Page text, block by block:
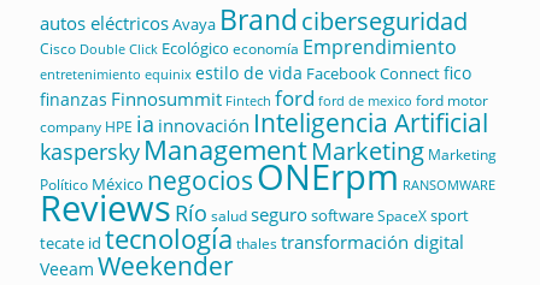
autos eléctricosAvaya Brandciberseguridad
Cisco Double Click Ecológico economía Emprendimiento
entretenimiento equinix estilo de vida Facebook Connectfico
finanzas Finnosummit Fintech ford ford de mexico ford motor
company HPE ia innovación Inteligencia Artificial
kaspersky ManagementMarketing Marketing
Político México negociosONErpm RANSOMWARE
Reviews Río saludsegurosoftwareSpaceXsport
tecate id tecnología thalestransformación digital
Veeam Weekender